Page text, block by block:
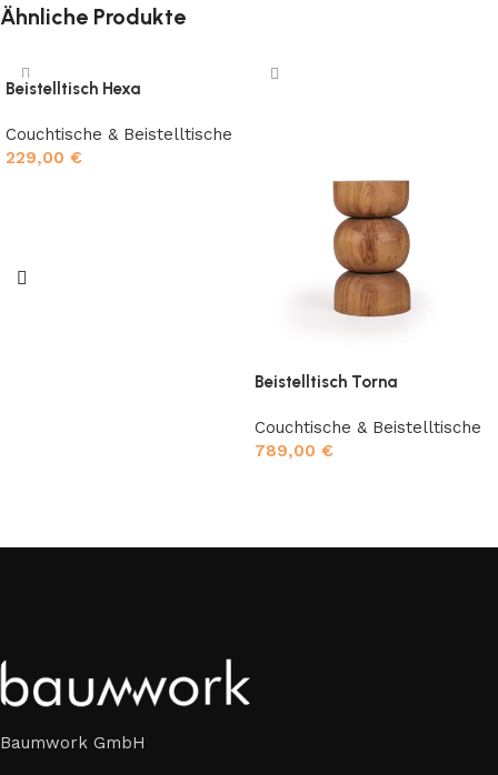
Ähnliche Produkte
Beistelltisch Hexa
Couchtische & Beistelltische
229,00 €
Beistelltisch Torna
Couchtische & Beistelltische
789,00 €
Baumwork GmbH